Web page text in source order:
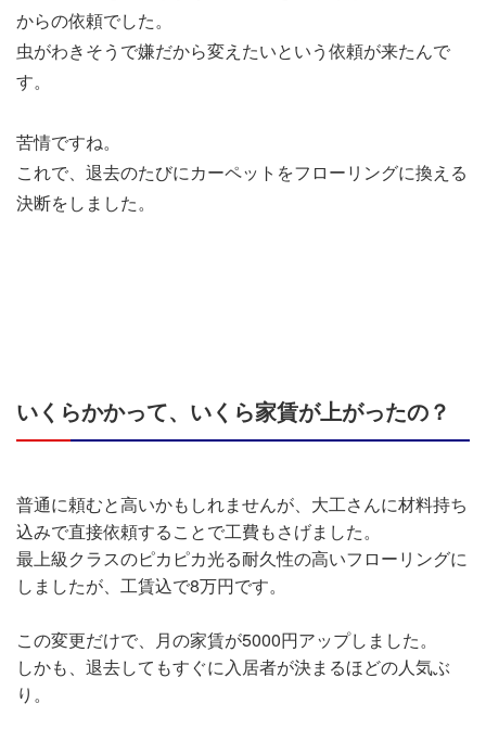
からの依頼でした。
虫がわきそうで嫌だから変えたいという依頼が来たんで
す。
苦情ですね。
これで、退去のたびにカーペットをフローリングに換える
決断をしました。
いくらかかって、いくら家賃が上がったの？
普通に頼むと高いかもしれませんが、大工さんに材料持ち
込みで直接依頼することで工費もさげました。
最上級クラスのピカピカ光る耐久性の高いフローリングに
しましたが、工賃込で8万円です。
この変更だけで、月の家賃が5000円アップしました。
しかも、退去してもすぐに入居者が決まるほどの人気ぶ
り。